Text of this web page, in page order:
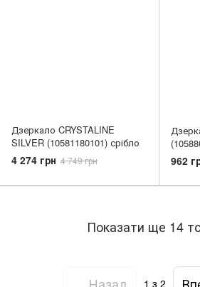
Дзеркало CRYSTALINE
SILVER (10581180101) срібло
4 274 грн 4 749 грн 962
Показати ще 14
Назад 1 з 2